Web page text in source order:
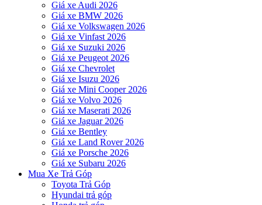
Giá xe Audi 2026
Giá xe BMW 2026
Giá xe Volkswagen 2026
Giá xe Vinfast 2026
Giá xe Suzuki 2026
Giá xe Peugeot 2026
Giá xe Chevrolet
Giá xe Isuzu 2026
Giá xe Mini Cooper 2026
Giá xe Volvo 2026
Giá xe Maserati 2026
Giá xe Jaguar 2026
Giá xe Bentley
Giá xe Land Rover 2026
Giá xe Porsche 2026
Giá xe Subaru 2026
Mua Xe Trả Góp
Toyota Trả Góp
Hyundai trả góp